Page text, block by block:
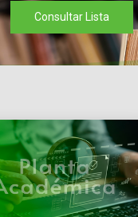
Consultar Lista